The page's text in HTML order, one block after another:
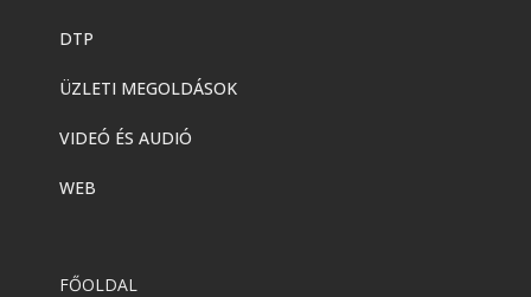
DTP
ÜZLETI MEGOLDÁSOK
VIDEÓ ÉS AUDIÓ
WEB
FŐOLDAL